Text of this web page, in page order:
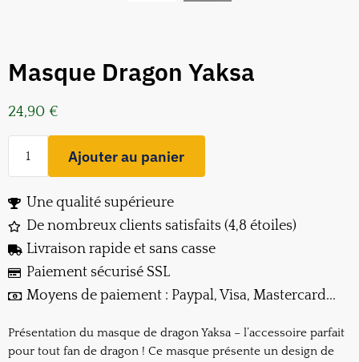
Masque Dragon Yaksa
24,90 €
Ajouter au panier
Une qualité supérieure
De nombreux clients satisfaits (4,8 étoiles)
Livraison rapide et sans casse
Paiement sécurisé SSL
Moyens de paiement : Paypal, Visa, Mastercard...
Présentation du masque de dragon Yaksa – l’accessoire parfait
pour tout fan de dragon ! Ce masque présente un design de